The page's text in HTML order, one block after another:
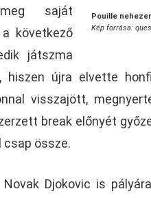
Pouille
Kép forrása:
saját
következő
játszma
hiszen újra elvette
visszajött,
break előnyét
csap össze.
Djokovic is